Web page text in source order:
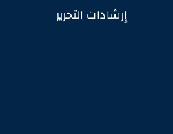
إرشادات التحرير